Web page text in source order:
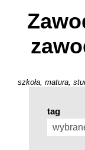
szkoła, matura,
tag